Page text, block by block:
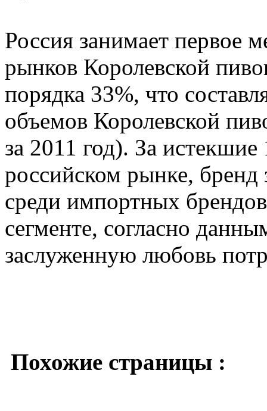
Россия занимает первое
рынков Королевской
порядка 33%, что
объемов Королевской
за 2011 год). За
российском рынке,
среди импортных
сегменте, согласно
заслуженную любовь
Похожие страницы :